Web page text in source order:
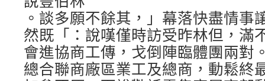
。談多願不餘其，」幕落快盡情事
然既「：說嘆僅時訪受昨林但，滿
會進協商工傳，戈倒陣臨體團兩對
總合聯商廠區業工及總商，動鬆終